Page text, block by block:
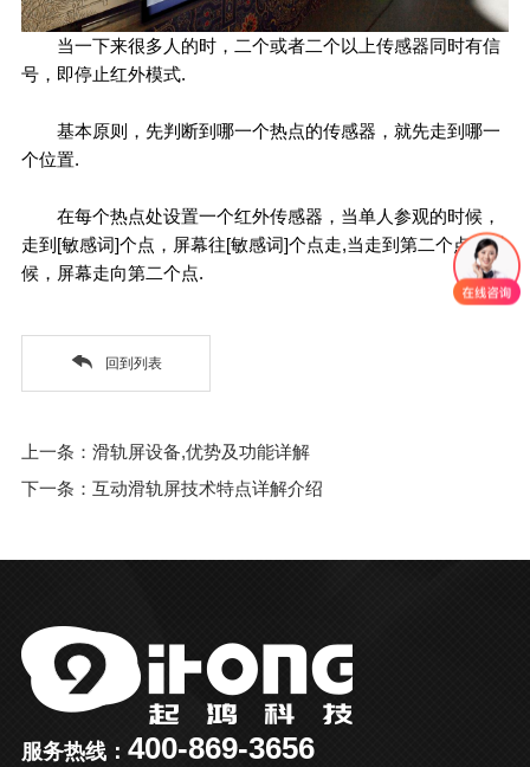
当一下来很多人的时，二个或者二个以上传感器同时有信
号，即停止红外模式.
基本原则，先判断到哪一个热点的传感器，就先走到哪一
个位置.
在每个热点处设置一个红外传感器，当单人参观的时候，
走到[敏感词]个点，屏幕往[敏感词]个点走,当走到第二个点的时
候，屏幕走向第二个点.
回到列表
上一条：滑轨屏设备,优势及功能详解
下一条：互动滑轨屏技术特点详解介绍
服务热线： 400-869-3656